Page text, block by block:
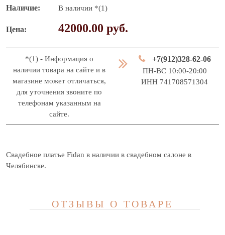
Наличие В наличии *(1)
Цена 42000.00 руб.
*(1) - Информация о
наличии товара на сайте и в
магазине может отличаться,
для уточнения звоните по
телефонам указанным на
сайте.
+7(912)328-62-06
ПН-ВС 10:00-20:00
ИНН 741708571304
Свадебное платье Fidan в наличии в свадебном салоне в
Челябинске.
ОТЗЫВЫ О ТОВАРЕ